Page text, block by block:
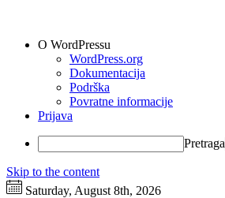
O WordPressu
WordPress.org
Dokumentacija
Podrška
Povratne informacije
Prijava
Pretraga
Skip to the content
Saturday, August 8th, 2026